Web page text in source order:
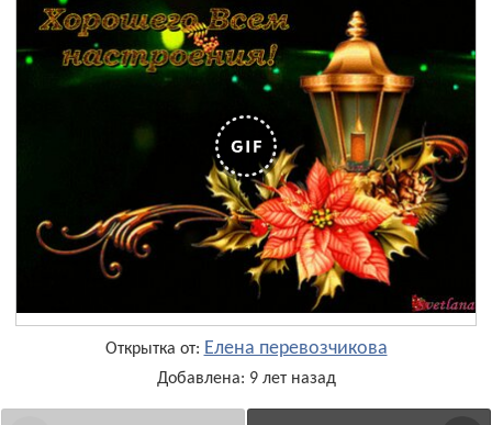
Открытка от: Елена перевозчикова
Добавлена: 9 лет назад